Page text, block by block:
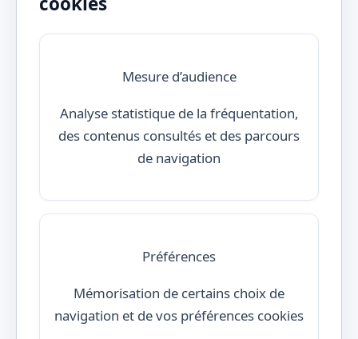
Mesure d’audience
Analyse statistique de la fréquentation,
des contenus consultés et des parcours
de navigation
Préférences
Mémorisation de certains choix de
navigation et de vos préférences cookies